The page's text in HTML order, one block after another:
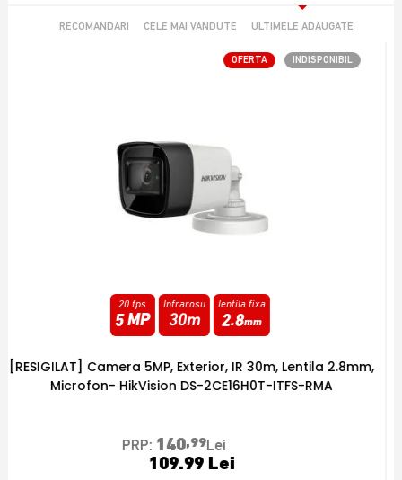
RECOMANDARI CELE MAI VANDUTE ULTIMELE ADAUGATE
INDISPONIBIL
OFERTA
25 fps
2 MP
Infrarosu
40m
varifocala
2.7-13.5
[RESIGILAT] Camera 2MP varifocala, IR 40m, 2,7mm-
13,5mm - HikVision DS-2CE19D0T-VFIT3F-RMA
PRP: 248,99 Lei
69.99 Lei